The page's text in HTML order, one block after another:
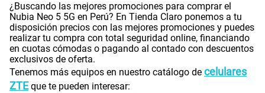
¿Buscando las mejores promociones para comprar el
Nubia Neo 5 5G en Perú? En Tienda Claro ponemos a tu
disposición precios con las mejores promociones y puedes
realizar tu compra con total seguridad online, financiando
en cuotas cómodas o pagando al contado con descuentos
exclusivos de oferta.
Tenemos más equipos en nuestro catálogo de celulares
ZTEque te pueden interesar: